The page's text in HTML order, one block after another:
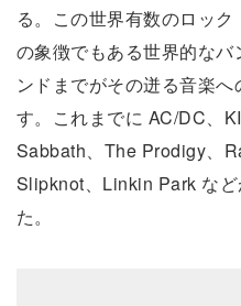
る。この世界有数のロッ
の象徴でもある世界的な
ンドまでがその迸る音楽
す。これまでに AC/DC、
Sabbath、The Prodigy、
Slipknot、Linkin Park な
た。